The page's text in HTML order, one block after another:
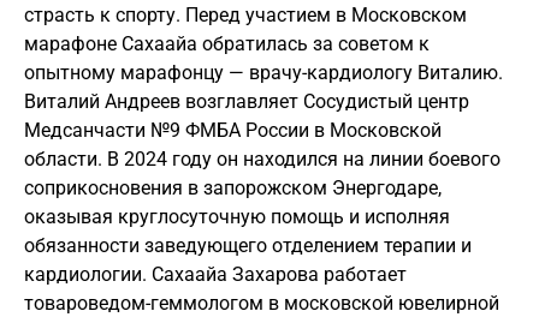
страсть к спорту. Перед участием в Московском
марафоне Сахаайа обратилась за советом к
опытному марафонцу — врачу-кардиологу Виталию.
Виталий Андреев возглавляет Сосудистый центр
Медсанчасти №9 ФМБА России в Московской
области. В 2024 году он находился на линии боевого
соприкосновения в запорожском Энергодаре,
оказывая круглосуточную помощь и исполняя
обязанности заведующего отделением терапии и
кардиологии. Сахаайа Захарова работает
товароведом-геммологом в московской ювелирной